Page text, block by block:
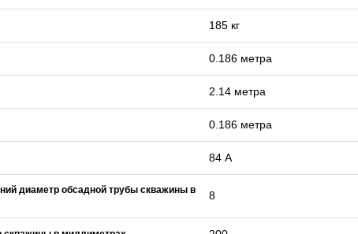
185 кг
0.186 метра
2.14 метра
0.186 метра
84 А
диаметр обсадной трубы скважины в
8